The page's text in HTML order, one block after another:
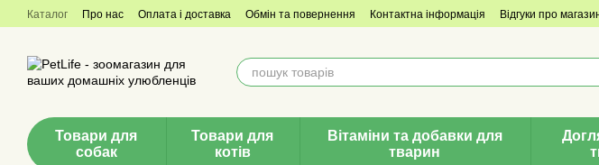
Перейти до основного контенту
Каталог Про нас Оплата і доставка Обмін та повернення Контактна інформація Відгуки про
Товари для
собак
Товари для
котів
Вітаміни та добавки для
тварин